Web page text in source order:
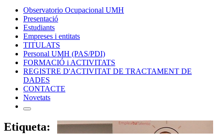
Observatorio Ocupacional UMH
Presentació
Estudiants
Empreses i entitats
TITULATS
Personal UMH (PAS/PDI)
FORMACIÓ i ACTIVITATS
REGISTRE D'ACTIVITAT DE TRACTAMENT DE
DADES
CONTACTE
Novetats
Etiqueta: